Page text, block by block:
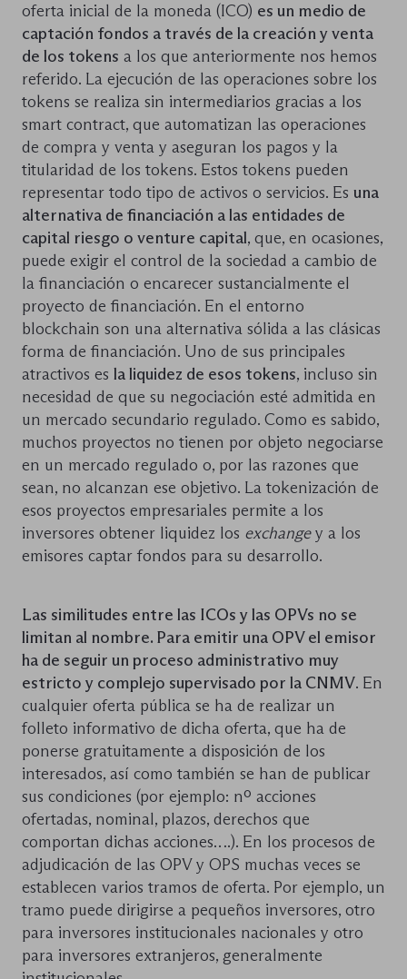
oferta inicial de la moneda (ICO) es un medio de
captación fondos a través de la creación y venta
de los tokens a los que anteriormente nos hemos
referido. La ejecución de las operaciones sobre los
tokens se realiza sin intermediarios gracias a los
smart contract, que automatizan las operaciones
de compra y venta y aseguran los pagos y la
titularidad de los tokens. Estos tokens pueden
representar todo tipo de activos o servicios. Es una
alternativa de financiación a las entidades de
capital riesgo o venture capital, que, en ocasiones,
puede exigir el control de la sociedad a cambio de
la financiación o encarecer sustancialmente el
proyecto de financiación. En el entorno
blockchain son una alternativa sólida a las clásicas
forma de financiación. Uno de sus principales
atractivos es la liquidez de esos tokens, incluso sin
necesidad de que su negociación esté admitida en
un mercado secundario regulado. Como es sabido,
muchos proyectos no tienen por objeto negociarse
en un mercado regulado o, por las razones que
sean, no alcanzan ese objetivo. La tokenización de
esos proyectos empresariales permite a los
inversores obtener liquidez los exchangey a los
emisores captar fondos para su desarrollo.
Las similitudes entre las ICOs y las OPVs no se
limitan al nombre. Para emitir una OPV el emisor
ha de seguir un proceso administrativo muy
estricto y complejo supervisado por la CNMV. En
cualquier oferta pública se ha de realizar un
folleto informativo de dicha oferta, que ha de
ponerse gratuitamente a disposición de los
interesados, así como también se han de publicar
sus condiciones (por ejemplo: nº acciones
ofertadas, nominal, plazos, derechos que
comportan dichas acciones….). En los procesos de
adjudicación de las OPV y OPS muchas veces se
establecen varios tramos de oferta. Por ejemplo, un
tramo puede dirigirse a pequeños inversores, otro
para inversores institucionales nacionales y otro
para inversores extranjeros, generalmente